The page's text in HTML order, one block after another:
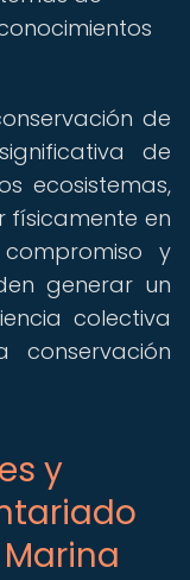
de
de
ecosistemas,
físicamente en
y
generar un
colectiva
y